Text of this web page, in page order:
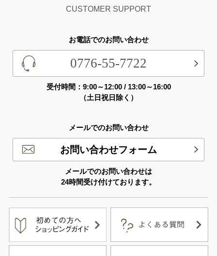
CUSTOMER SUPPORT
お電話でのお問い合わせ
0776-55-7722
受付時間：9:00～12:00 / 13:00～16:00
（土日祝日除く）
メールでのお問い合わせ
お問い合わせフォーム
メールでのお問い合わせは
24時間受け付けております。